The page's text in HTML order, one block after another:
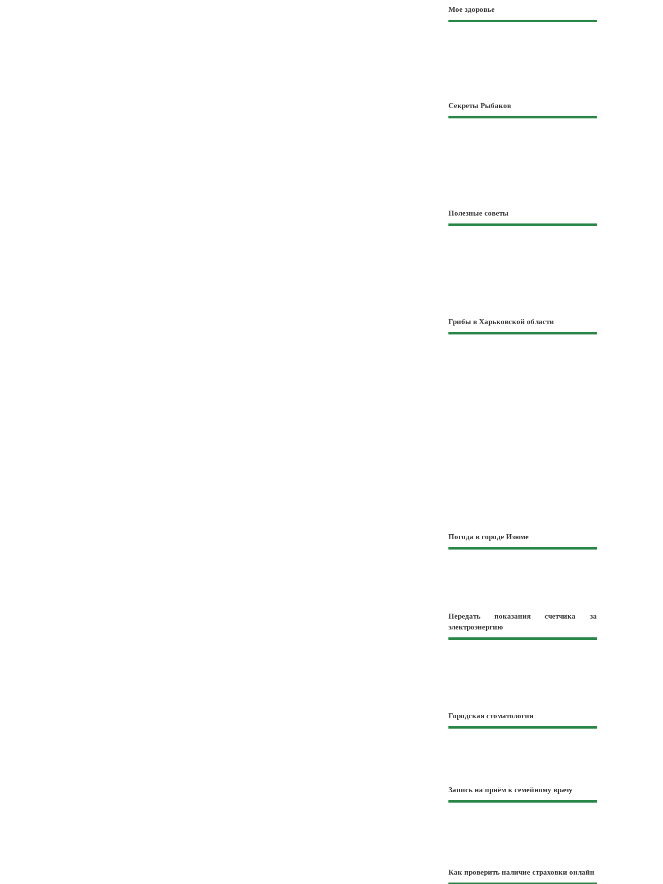
Мое здоровье
Секреты Рыбаков
Полезные советы
Грибы в Харьковской области
Погода в городе Изюме
Передать показания счетчика за
электроэнергию
Городская стоматология
Запись на приём к семейному врачу
Как проверить наличие страховки онлайн